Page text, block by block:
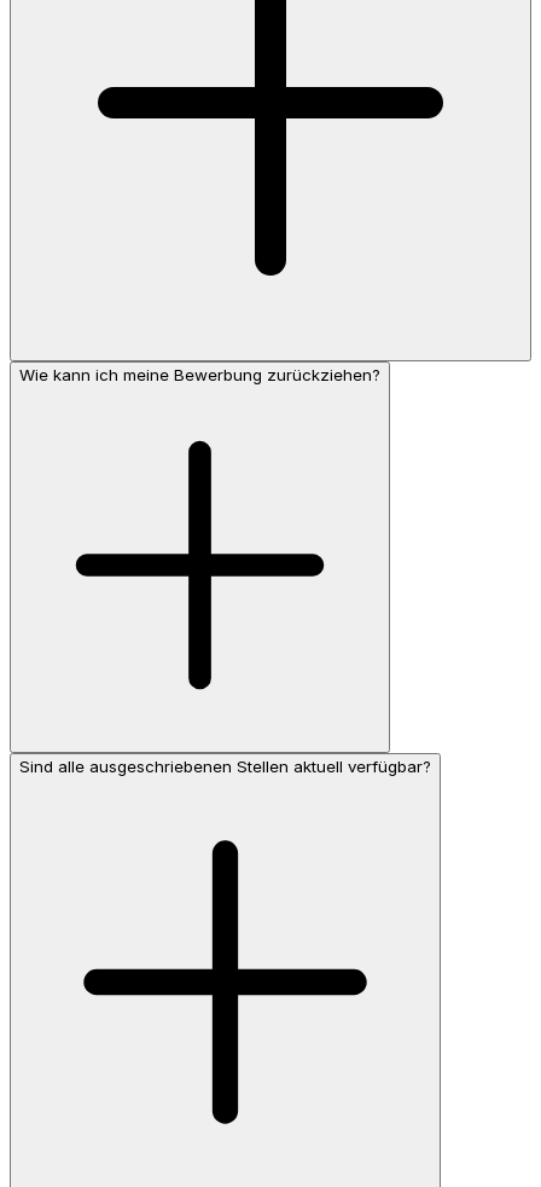
Wie kann ich meine Bewerbung zurückziehen?
Sind alle ausgeschriebenen Stellen aktuell verfügbar?